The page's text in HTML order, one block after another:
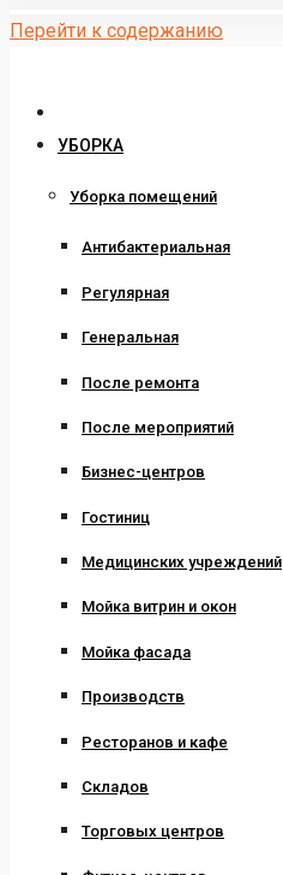
Перейти к содержанию
УБОРКА
Уборка помещений
Антибактериальная
Регулярная
Генеральная
После ремонта
После мероприятий
Бизнес-центров
Гостиниц
Медицинских учреждений
Мойка витрин и окон
Мойка фасада
Производств
Ресторанов и кафе
Складов
Торговых центров